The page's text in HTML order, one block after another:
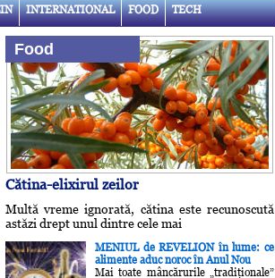
INTERNATIONAL FOOD TECH
Food
Cătina-elixirul zeilor
Multă vreme ignorată, cătina este recunoscută
astăzi drept unul dintre cele mai
MENIUL de REVELION în lume: ce
alimente aduc noroc în Anul Nou
Mai toate mâncărurile „tradiţionale”